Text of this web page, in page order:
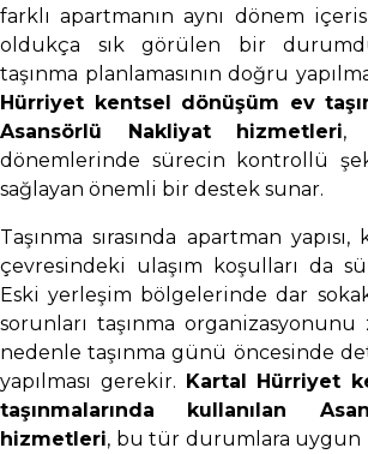
farklı apartmanın aynı dönem
oldukça sık görülen bir
taşınma planlamasının doğru
Hürriyet kentsel dönüşüm ev
Asansörlü Nakliyat hizmetleri,
dönemlerinde sürecin kontrollü
sağlayan önemli bir destek sunar.
Taşınma sırasında apartman yapısı,
çevresindeki ulaşım koşulları da
Eski yerleşim bölgelerinde dar
sorunları taşınma organizasyonunu
nedenle taşınma günü öncesinde
yapılması gerekir. Kartal Hürriyet
taşınmalarında kullanılan
hizmetleri, bu tür durumlara uygun